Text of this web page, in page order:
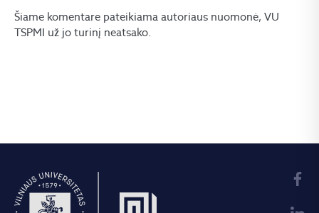
Šiame komentare pateikiama autoriaus nuomonė, VU
TSPMI už jo turinį neatsako.